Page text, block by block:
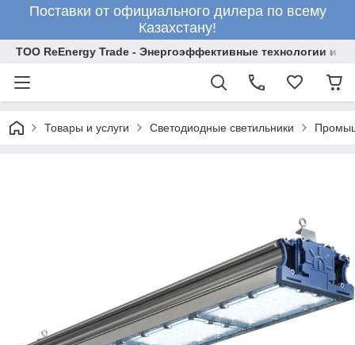
Поставки от официального дилера по всему
Казахстану!
ТОО ReEnergy Trade - Энергоэффективные технологии и
Товары и услуги Светодиодные светильники